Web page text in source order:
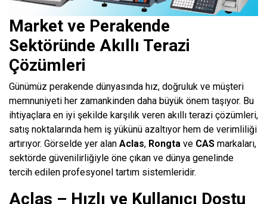
Market ve Perakende
Sektöründe Akıllı Terazi
Çözümleri
Günümüz perakende dünyasında hız, doğruluk ve müşteri
memnuniyeti her zamankinden daha büyük önem taşıyor. Bu
ihtiyaçlara en iyi şekilde karşılık veren akıllı terazi çözümleri,
satış noktalarında hem iş yükünü azaltıyor hem de verimliliği
artırıyor. Görselde yer alan Aclas, Rongta ve CAS markaları,
sektörde güvenilirliğiyle öne çıkan ve dünya genelinde
tercih edilen profesyonel tartım sistemleridir.
Aclas – Hızlı ve Kullanıcı Dostu